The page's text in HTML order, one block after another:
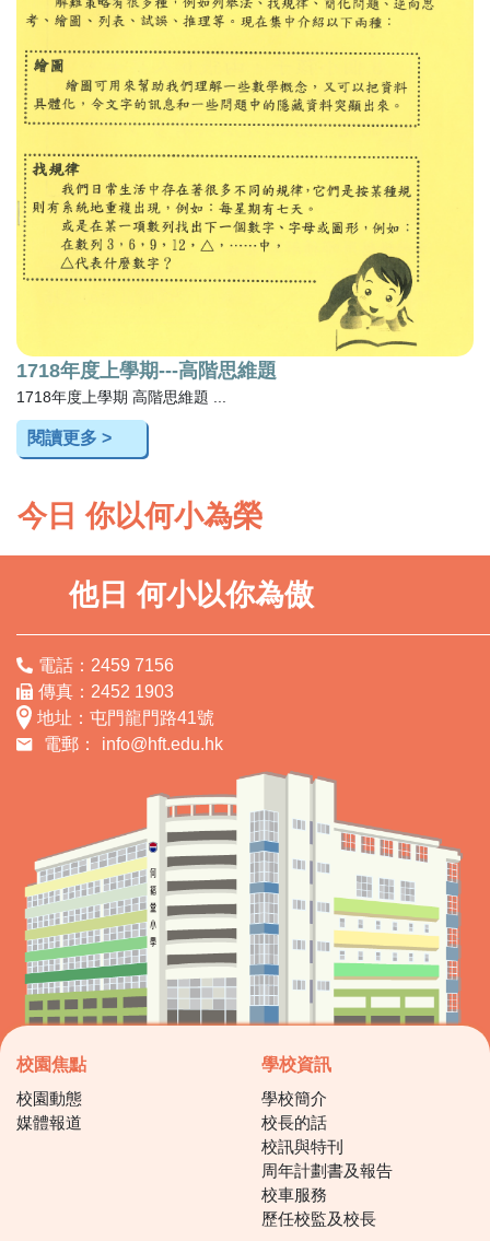
1718年度上學期---高階思維題
1718年度上學期 高階思維題 ...
閱讀更多 >
今日 你以何小為榮
他日 何小以你為傲
電話：2459 7156
傳真：2452 1903
地址：屯門龍門路41號
電郵：
info@hft.edu.hk
校園焦點
校園動態
媒體報道
學校資訊
學校簡介
校長的話
校訊與特刊
周年計劃書及報告
校車服務
歷任校監及校長